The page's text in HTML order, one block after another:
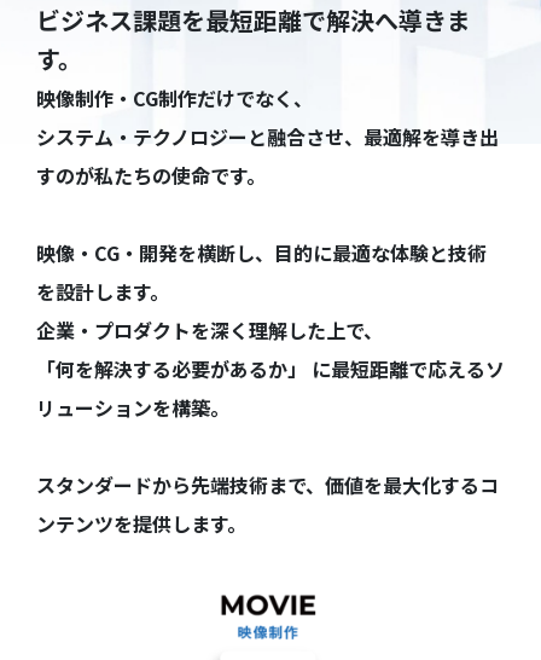
ビジネス課題を最短距離で解決へ導きま
す。
映像制作・CG制作だけでなく、
システム・テクノロジーと融合させ、最適解を導き出
すのが私たちの使命です。
映像・CG・開発を横断し、目的に最適な体験と技術
を設計します。
企業・プロダクトを深く理解した上で、
「何を解決する必要があるか」 に最短距離で応えるソ
リューションを構築。
スタンダードから先端技術まで、価値を最大化するコ
ンテンツを提供します。